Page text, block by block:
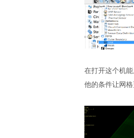
在打开这个机能
他的条件让网